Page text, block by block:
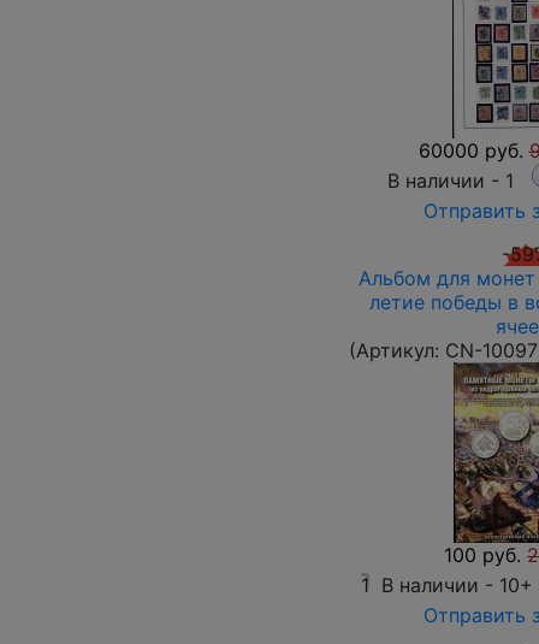
60000 руб.
В наличии - 1
Отправить
-
Альбом для
летие победы в
(Артикул: CN-
100 руб.
1 В наличии - 10+
Отправить